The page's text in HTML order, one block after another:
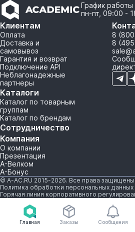
Главная Заказы Сообщения
График работы
пн-пт, 09:00 -
Клиентам
Оплата
Доставка и
самовывоз
Гарантия и возврат
Подключение API
Неблагонадежные
партнеры
Каталоги
Каталог по товарным
группам
Каталог по брендам
Сотрудничество
Компания
О компании
Презентация
А-Велком
А-Бонус
8
8
© A-AC.RU 2015-2026. Все права защищены.
Политика обработки персональных данных
Горячая линия корпоративного